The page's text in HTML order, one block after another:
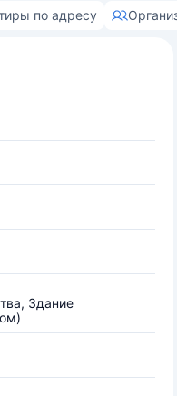
по адресу
Здание